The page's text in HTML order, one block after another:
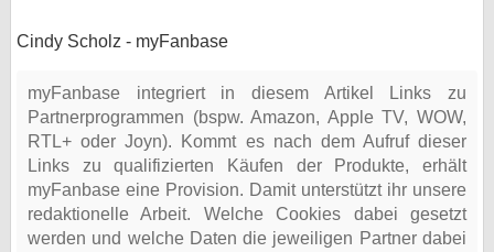
Cindy Scholz - myFanbase
myFanbase integriert in diesem Artikel Links zu
Partnerprogrammen (bspw. Amazon, Apple TV, WOW,
RTL+ oder Joyn). Kommt es nach dem Aufruf dieser
Links zu qualifizierten Käufen der Produkte, erhält
myFanbase eine Provision. Damit unterstützt ihr unsere
redaktionelle Arbeit. Welche Cookies dabei gesetzt
werden und welche Daten die jeweiligen Partner dabei